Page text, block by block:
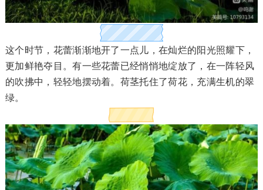
这个时节，花蕾渐渐地开了⼀点⼉，在灿烂的阳光照耀下，
更加鲜艳夺⽬。有一些花蕾已经悄悄地绽放了，在⼀阵轻风
的吹拂中，轻轻地摆动着。荷茎托住了荷花，充满⽣机的翠
绿。